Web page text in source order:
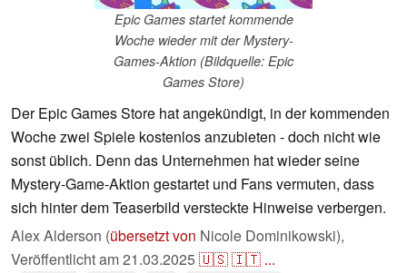
Epic Games startet kommende
Woche wieder mit der Mystery-
Games-Aktion (Bildquelle: Epic
Games Store)
Der Epic Games Store hat angekündigt, in der kommenden
Woche zwei Spiele kostenlos anzubieten - doch nicht wie
sonst üblich. Denn das Unternehmen hat wieder seine
Mystery-Game-Aktion gestartet und Fans vermuten, dass
sich hinter dem Teaserbild versteckte Hinweise verbergen.
Alex Alderson (übersetzt von Nicole Dominikowski),
Veröffentlicht am21.03.2025🇺🇸🇮🇹 ...